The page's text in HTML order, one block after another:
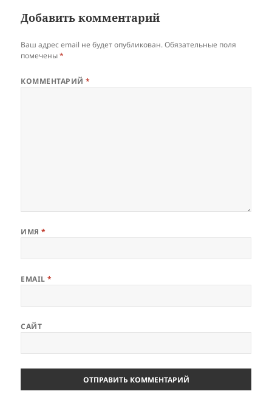
Добавить комментарий
Ваш адрес email не будет опубликован. Обязательные поля
помечены*
КОММЕНТАРИЙ*
ИМЯ*
EMAIL*
САЙТ